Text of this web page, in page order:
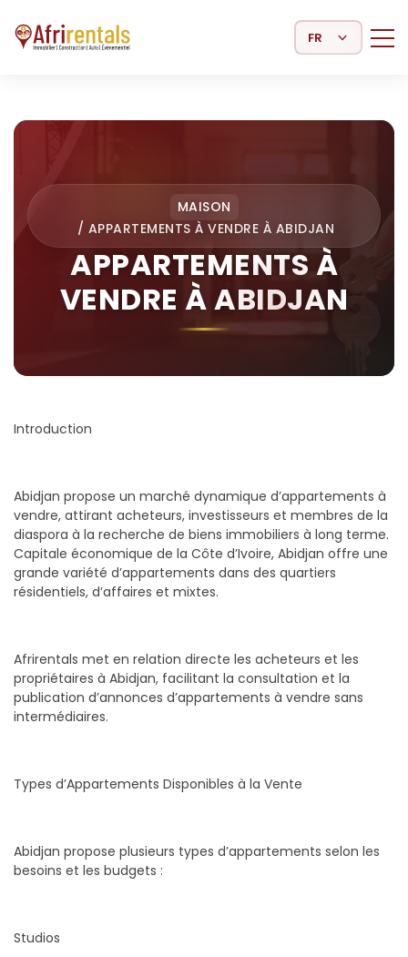
Select Language
MAISON
/ APPARTEMENTS À VENDRE À ABIDJAN
APPARTEMENTS À
VENDRE À ABIDJAN
Introduction
Abidjan propose un marché dynamique d’appartements à
vendre, attirant acheteurs, investisseurs et membres de la
diaspora à la recherche de biens immobiliers à long terme.
Capitale économique de la Côte d’Ivoire, Abidjan offre une
grande variété d’appartements dans des quartiers
résidentiels, d’affaires et mixtes.
Afrirentals met en relation directe les acheteurs et les
propriétaires à Abidjan, facilitant la consultation et la
publication d’annonces d’appartements à vendre sans
intermédiaires.
Types d’Appartements Disponibles à la Vente
Abidjan propose plusieurs types d’appartements selon les
besoins et les budgets :
Studios